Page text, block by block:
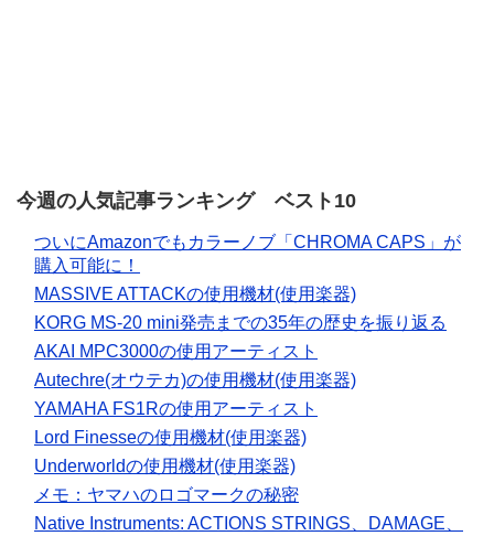
今週の人気記事ランキング ベスト10
ついにAmazonでもカラーノブ「CHROMA CAPS」が
購入可能に！
MASSIVE ATTACKの使用機材(使用楽器)
KORG MS-20 mini発売までの35年の歴史を振り返る
AKAI MPC3000の使用アーティスト
Autechre(オウテカ)の使用機材(使用楽器)
YAMAHA FS1Rの使用アーティスト
Lord Finesseの使用機材(使用楽器)
Underworldの使用機材(使用楽器)
メモ：ヤマハのロゴマークの秘密
Native Instruments: ACTIONS STRINGS、DAMAGE、